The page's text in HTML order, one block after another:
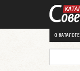
О КАТАЛОГЕ